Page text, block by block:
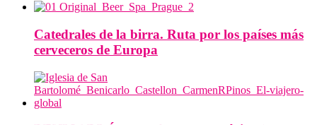
Catedrales de la birra. Ruta por los países más
cerveceros de Europa